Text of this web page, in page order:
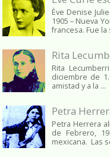
Ève Denise
1905 – Nueva
francesa. Fue la
Rita
Rita
diciembre de
amistad y a la ...
Petra
Petra Herrera
de Febrero,
mexicana. Las